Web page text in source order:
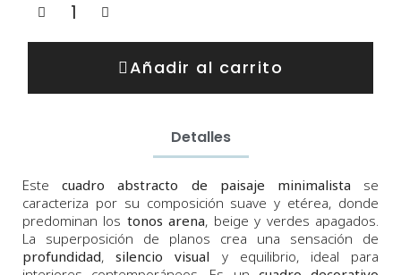
Añadir al carrito
Detalles
Estecuadro abstracto de paisaje minimalista se
caracteriza por su composición suave y etérea, donde
predominan los tonos arena, beige y verdes apagados.
La superposición de planos crea una sensación de
profundidad,silencio visual y equilibrio, ideal para